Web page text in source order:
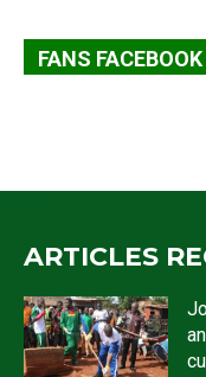
FANS FACEBOOK
ARTICLES